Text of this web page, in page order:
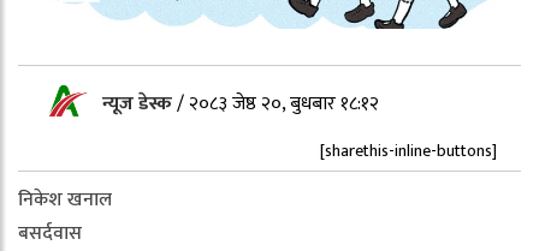
न्यूज डेस्क/२०८३ जेष्ठ २०, बुधबार १८:१२
[sharethis-inline-buttons]
निकेश खनाल
बसर्दवास